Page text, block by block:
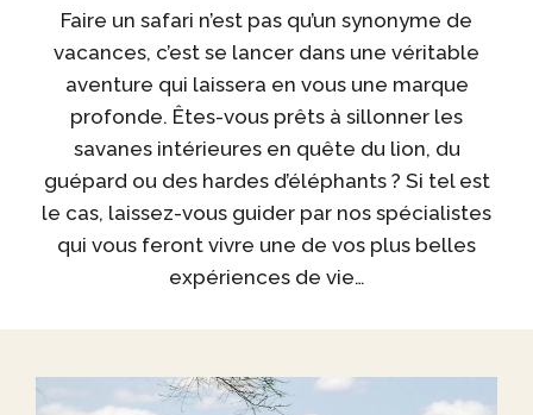
Faire un safari n’est pas qu’un synonyme de
vacances, c’est se lancer dans une véritable
aventure qui laissera en vous une marque
profonde. Êtes-vous prêts à sillonner les
savanes intérieures en quête du lion, du
guépard ou des hardes d’éléphants ? Si tel est
le cas, laissez-vous guider par nos spécialistes
qui vous feront vivre une de vos plus belles
expériences de vie…